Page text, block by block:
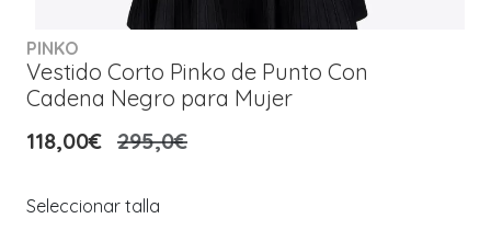
PINKO
Vestido Corto Pinko de Punto Con
Cadena Negro para Mujer
118,00€ 295,0€
Seleccionar talla